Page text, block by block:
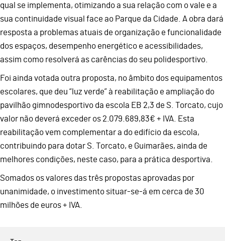
qual se implementa, otimizando a sua relação com o vale e a
sua continuidade visual face ao Parque da Cidade. A obra dará
resposta a problemas atuais de organização e funcionalidade
dos espaços, desempenho energético e acessibilidades,
assim como resolverá as carências do seu polidesportivo.
Foi ainda votada outra proposta, no âmbito dos equipamentos
escolares, que deu “luz verde” à reabilitação e ampliação do
pavilhão gimnodesportivo da escola EB 2,3 de S. Torcato, cujo
valor não deverá exceder os 2.079.689,83€ + IVA. Esta
reabilitação vem complementar a do edifício da escola,
contribuindo para dotar S. Torcato, e Guimarães, ainda de
melhores condições, neste caso, para a prática desportiva.
Somados os valores das três propostas aprovadas por
unanimidade, o investimento situar-se-á em cerca de 30
milhões de euros + IVA.